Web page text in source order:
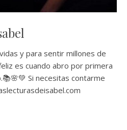
y para sentir millones de
es cuando abro por primera
Si necesitas contarme